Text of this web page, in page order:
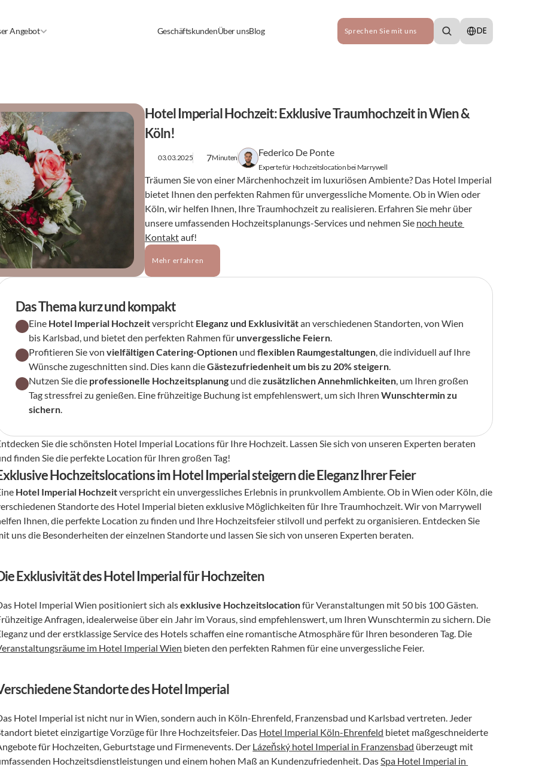
Angebot GeschäftskundenÜber unsBlog Sprechen Sie mit uns
Select Language
DE
Hotel Imperial Hochzeit: Exklusive Traumhochzeit in Wien &
Köln!
03.03.2025 7Minuten Federico De Ponte
Experte für Hochzeitslocation bei Marrywell
Träumen Sie von einer Märchenhochzeit im luxuriösen Ambiente? Das Hotel Imperial
bietet Ihnen den perfekten Rahmen für unvergessliche Momente. Ob in Wien oder
Köln, wir helfen Ihnen, Ihre Traumhochzeit zu realisieren. Erfahren Sie mehr über
unsere umfassenden Hochzeitsplanungs-Services und nehmen Sie noch heute
Kontakt auf!
Mehr erfahren
Das Thema kurz und kompakt
Eine Hotel Imperial Hochzeit verspricht Eleganz und Exklusivität an verschiedenen Standorten, von Wien
bis Karlsbad, und bietet den perfekten Rahmen für unvergessliche Feiern.
Profitieren Sie von vielfältigen Catering-Optionen und flexiblen Raumgestaltungen, die individuell auf Ihre
Wünsche zugeschnitten sind. Dies kann die Gästezufriedenheit um bis zu 20% steigern.
Nutzen Sie die professionelle Hochzeitsplanung und die zusätzlichen Annehmlichkeiten, um Ihren großen
Tag stressfrei zu genießen. Eine frühzeitige Buchung ist empfehlenswert, um sich Ihren Wunschtermin zu
sichern.
Sie die schönsten Hotel Imperial Locations für Ihre Hochzeit. Lassen Sie sich von unseren Experten beraten
finden Sie die perfekte Location für Ihren großen Tag!
Hochzeitslocations im Hotel Imperial steigern die Eleganz Ihrer Feier
Hotel Imperial Hochzeit verspricht ein unvergessliches Erlebnis in prunkvollem Ambiente. Ob in Wien oder Köln, die
Standorte des Hotel Imperial bieten exklusive Möglichkeiten für Ihre Traumhochzeit. Wir von Marrywell
Ihnen, die perfekte Location zu finden und Ihre Hochzeitsfeier stilvoll und perfekt zu organisieren. Entdecken Sie
uns die Besonderheiten der einzelnen Standorte und lassen Sie sich von unseren Experten beraten.
Exklusivität des Hotel Imperial für Hochzeiten
Hotel Imperial Wien positioniert sich als exklusive Hochzeitslocation für Veranstaltungen mit 50 bis 100 Gästen.
Anfragen, idealerweise über ein Jahr im Voraus, sind empfehlenswert, um Ihren Wunschtermin zu sichern. Die
im Hotel Imperial Wien bieten den perfekten Rahmen für eine unvergessliche Feier.
Standorte des Hotel Imperial
Hotel Imperial ist nicht nur in Wien, sondern auch in Köln-Ehrenfeld, Franzensbad und Karlsbad vertreten. Jeder
bietet einzigartige Vorzüge für Ihre Hochzeitsfeier. Das Hotel Imperial Köln-Ehrenfeld bietet maßgeschneiderte
für Hochzeiten, Geburtstage und Firmenevents. Der Lázeňský hotel Imperial in Franzensbad überzeugt mit
Hochzeitsdienstleistungen und einem hohen Maß an Kundenzufriedenheit. Das Spa Hotel Imperial in